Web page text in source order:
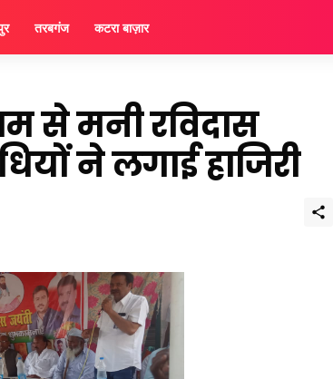
तरबगंज कटरा बाज़ार
से मनी रविदास
ने लगाई हाजिरी